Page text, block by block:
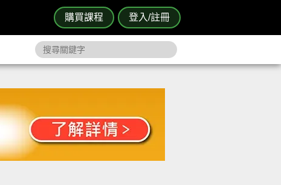
購買課程 登入/註冊